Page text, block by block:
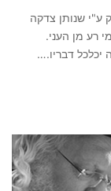
ע"י שנותן צדקה
רע מן העני.
יכלכל דבריו.…